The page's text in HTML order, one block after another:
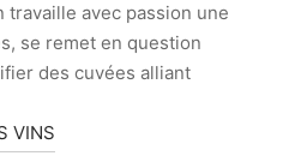
travaille avec passion une
se remet en question
des cuvées alliant
VINS